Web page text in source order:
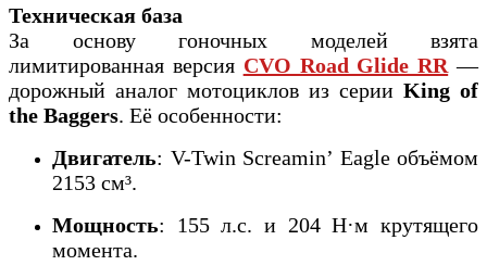
Техническая база
За основу гоночных моделей взята
лимитированная версия CVO Road Glide RR —
дорожный аналог мотоциклов из серии King of
the Baggers. Её особенности:
Двигатель: V-Twin Screamin’ Eagle объёмом
2153 см³.
Мощность: 155 л.с. и 204 Н·м крутящего
момента.